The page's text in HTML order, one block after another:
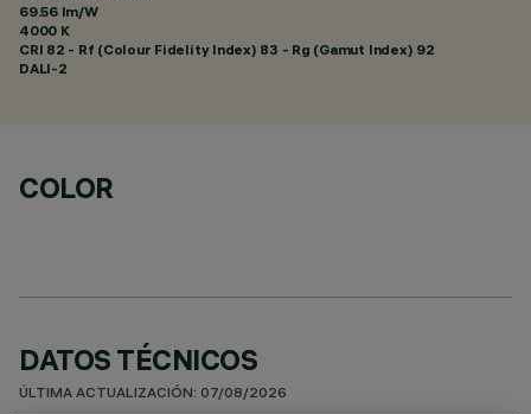
69.56 lm/W
4000 K
CRI 82 - Rf (Colour Fidelity Index) 83 - Rg (Gamut Index) 92
DALI-2
COLOR
DATOS TÉCNICOS
ÚLTIMA ACTUALIZACIÓN: 07/08/2026